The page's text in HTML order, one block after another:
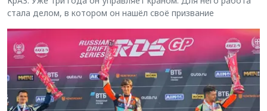
стала делом, в котором он нашёл своё призвание